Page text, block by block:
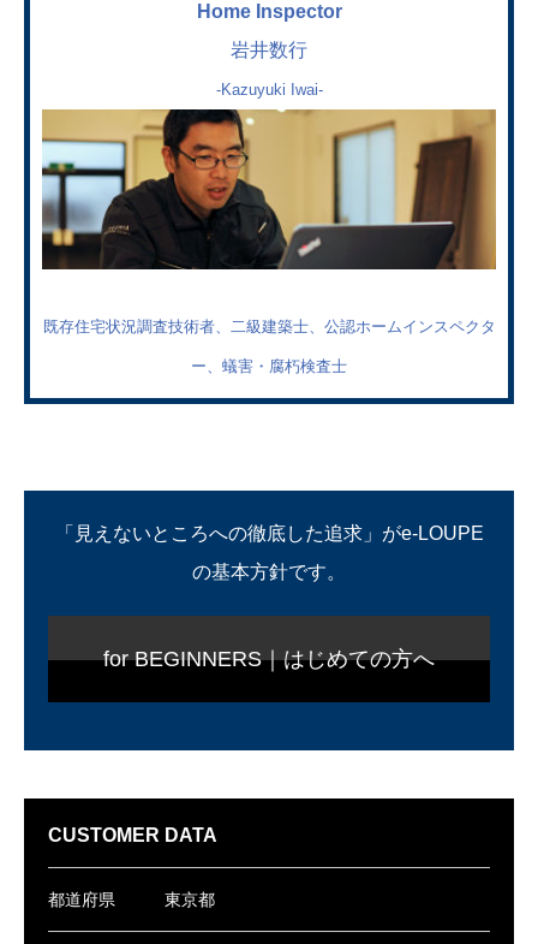
Home Inspector
岩井数行
-Kazuyuki Iwai-
既存住宅状況調査技術者、二級建築士、公認ホームインスペクタ
ー、蟻害・腐朽検査士
「見えないところへの徹底した追求」がe-LOUPE
の基本方針です。
for BEGINNERS｜はじめての方へ
CUSTOMER DATA
都道府県 東京都